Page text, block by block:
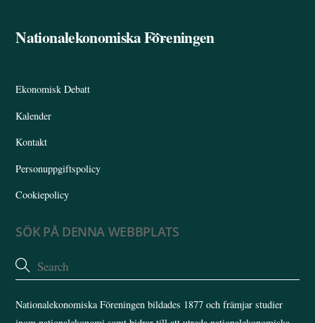
Back
Nationalekonomiska Föreningen
Ekonomisk Debatt
Kalender
Kontakt
Personuppgiftspolicy
Cookiepolicy
SÖK PÅ DENNA WEBBPLATS
Nationalekonomiska Föreningen bildades 1877 och främjar studier